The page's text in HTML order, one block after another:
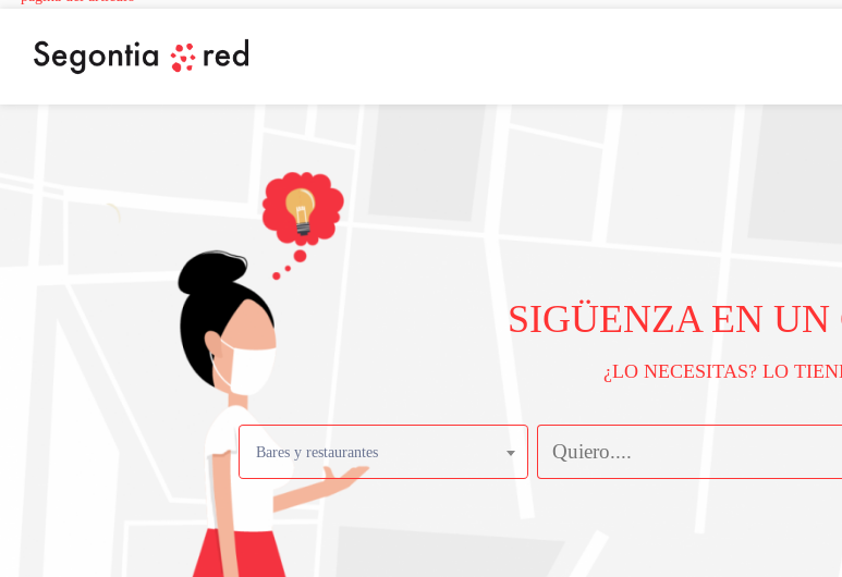
SIGÜENZA EN
¿LO NECESITAS? LO
Bares y restaurantes